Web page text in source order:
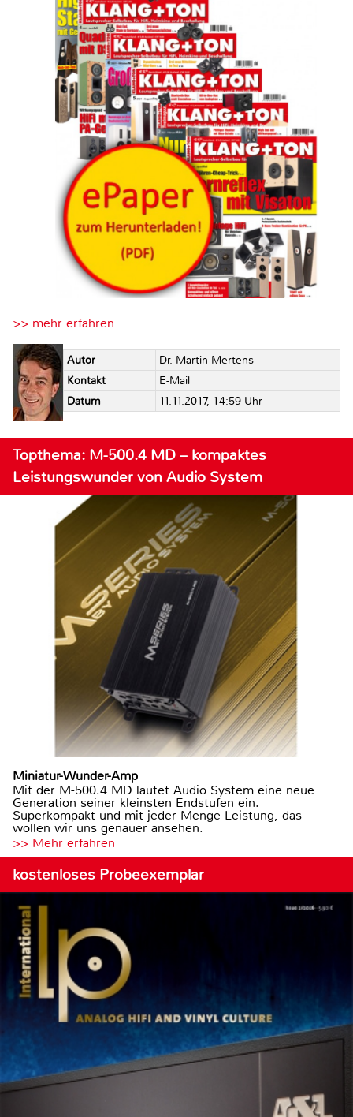
>> mehr erfahren
Autor
Dr. Martin Mertens
Kontakt
E-Mail
Datum
11.11.2017, 14:59 Uhr
Topthema: M-500.4 MD – kompaktes
Leistungswunder von Audio System
Miniatur-Wunder-Amp
Mit der M-500.4 MD läutet Audio System eine neue
Generation seiner kleinsten Endstufen ein.
Superkompakt und mit jeder Menge Leistung, das
wollen wir uns genauer ansehen.
>> Mehr erfahren
kostenloses Probeexemplar